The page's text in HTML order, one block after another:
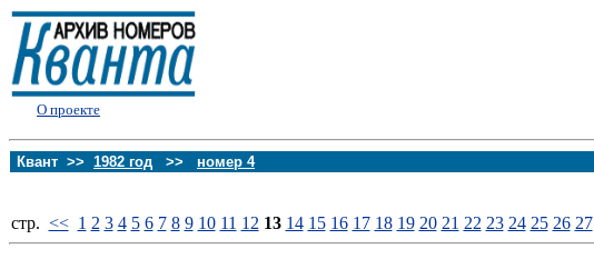
О проекте
Квант >> 1982 год >> номер 4
стp. << 1 2 3 4 5 6 7 8 9 10 11 12 13 14 15 16 17 18 19 20 21 22 23 24 25 26 27